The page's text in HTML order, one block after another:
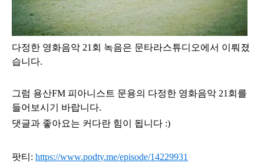
다정한 영화음악 21 회 녹음은 문타라스튜디오에서 이뤄졌
습니다.
그럼 용산FM 피아니스트 문용의 다정한 영화음악 21 회 를
들어보시기 바랍니다.
댓글과 좋아요는 커다란 힘이 됩니다 :)
팟티: https://www.podty.me/episode/14229931